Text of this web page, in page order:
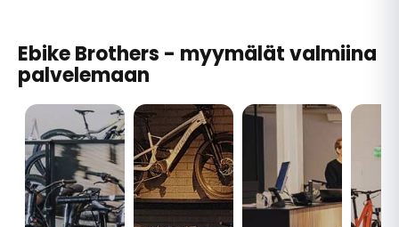
Ebike Brothers - myymälät valmiina
palvelemaan